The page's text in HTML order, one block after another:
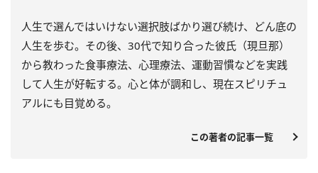
人生で選んではいけない選択肢ばかり選び続け、どん底の
人生を歩む。その後、30代で知り合った彼氏（現旦那）
から教わった食事療法、心理療法、運動習慣などを実践
して人生が好転する。心と体が調和し、現在スピリチュ
アルにも目覚める。
この著者の記事一覧